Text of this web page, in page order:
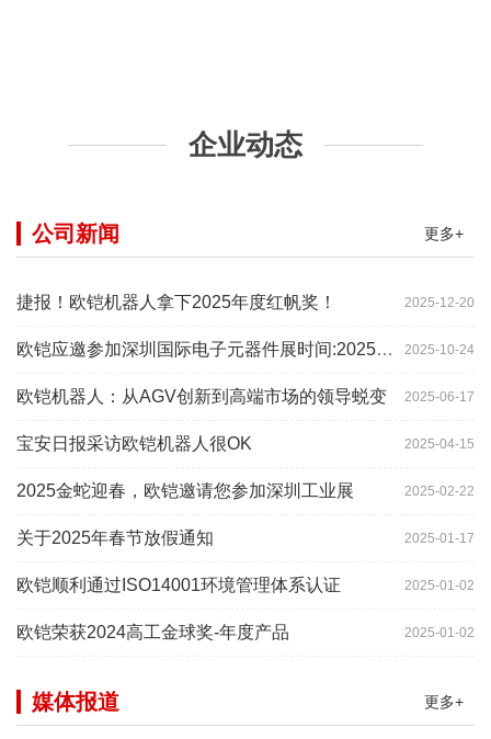
企业动态
更多+
公司新闻
2025-12-20
捷报！欧铠机器人拿下2025年度红帆奖！
2025-10-24
欧铠应邀参加深圳国际电子元器件展时间:2025年10月28-
2025-06-17
欧铠机器人：从AGV创新到高端市场的领导蜕变
2025-04-15
宝安日报采访欧铠机器人很OK
2025-02-22
2025金蛇迎春，欧铠邀请您参加深圳工业展
2025-01-17
关于2025年春节放假通知
2025-01-02
欧铠顺利通过ISO14001环境管理体系认证
2025-01-02
欧铠荣获2024高工金球奖-年度产品
更多+
媒体报道